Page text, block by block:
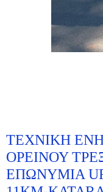
ΤΕΧΝΙΚΗ
ΟΡΕΙΝΟΥ
ΕΠΩΝΥΜΙΑ